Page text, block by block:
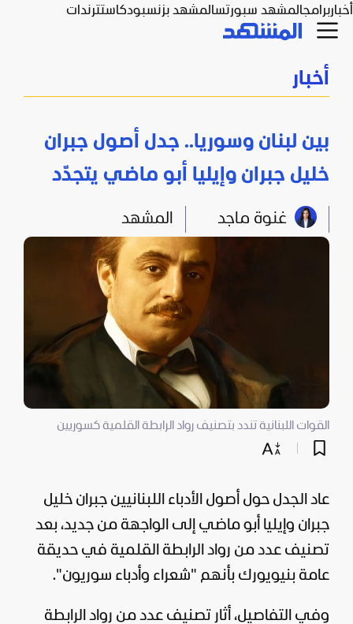
أخباربرامجالمشهد سبورتسالمشهد بزنسبودكاستترندات
أخبار
بين لبنان وسوريا.. جدل أصول جبران
خليل جبران وإيليا أبو ماضي يتجدّد
غنوة ماجد المشهد
القوات اللبنانية تندد بتصنيف رواد الرابطة القلمية كسوريين
عاد الجدل حول أصول الأدباء اللبنانيين جبران خليل
جبران وإيليا أبو ماضي إلى الواجهة من جديد، بعد
تصنيف عدد من رواد الرابطة القلمية في حديقة
عامة بنيويورك بأنهم "شعراء وأدباء سوريون".
وفي التفاصيل، أثار تصنيف عدد من رواد الرابطة